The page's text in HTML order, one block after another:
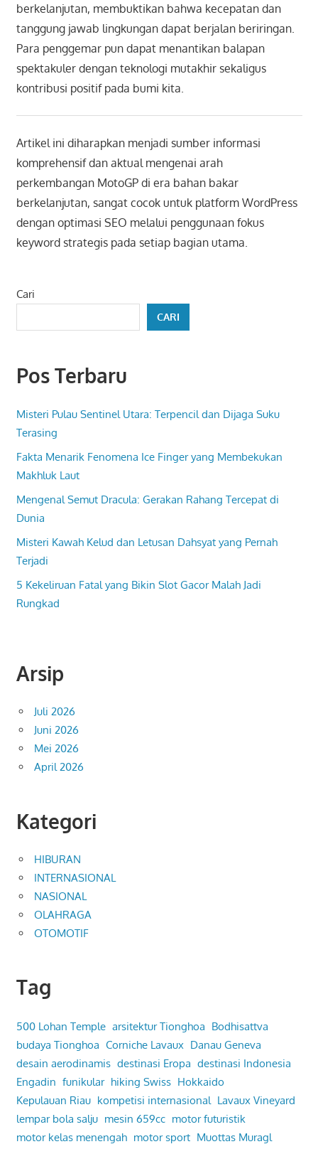
berkelanjutan, membuktikan bahwa kecepatan dan
tanggung jawab lingkungan dapat berjalan beriringan.
Para penggemar pun dapat menantikan balapan
spektakuler dengan teknologi mutakhir sekaligus
kontribusi positif pada bumi kita.
Artikel ini diharapkan menjadi sumber informasi
komprehensif dan aktual mengenai arah
perkembangan MotoGP di era bahan bakar
berkelanjutan, sangat cocok untuk platform WordPress
dengan optimasi SEO melalui penggunaan fokus
keyword strategis pada setiap bagian utama.
Cari
CARI
Pos Terbaru
Misteri Pulau Sentinel Utara: Terpencil dan Dijaga Suku
Terasing
Fakta Menarik Fenomena Ice Finger yang Membekukan
Makhluk Laut
Mengenal Semut Dracula: Gerakan Rahang Tercepat di
Dunia
Misteri Kawah Kelud dan Letusan Dahsyat yang Pernah
Terjadi
5 Kekeliruan Fatal yang Bikin Slot Gacor Malah Jadi
Rungkad
Arsip
Juli 2026
Juni 2026
Mei 2026
April 2026
Kategori
HIBURAN
INTERNASIONAL
NASIONAL
OLAHRAGA
OTOMOTIF
Tag
500 Lohan Temple arsitektur Tionghoa Bodhisattva
budaya Tionghoa Corniche Lavaux Danau Geneva
desain aerodinamis destinasi Eropa destinasi Indonesia
Engadin funikular hiking Swiss Hokkaido
Kepulauan Riau kompetisi internasional Lavaux Vineyard
lempar bola salju mesin 659cc motor futuristik
motor kelas menengah motor sport Muottas Muragl